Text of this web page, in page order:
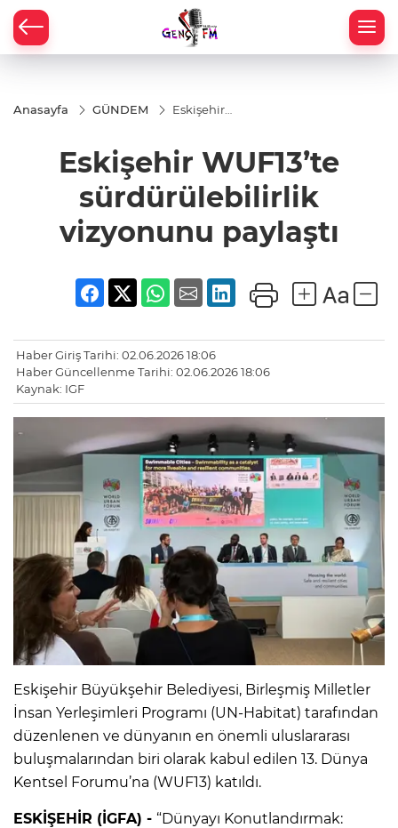
Anasayfa GÜNDEM
Eskişehir
vizyonunu
paylaştı
Eskişehir WUF13’te
sürdürülebilirlik
vizyonunu paylaştı
Haber Giriş Tarihi: 02.06.2026 18:06
Haber Güncellenme Tarihi: 02.06.2026 18:06
Kaynak: IGF
Eskişehir Büyükşehir Belediyesi, Birleşmiş Milletler
İnsan Yerleşimleri Programı (UN-Habitat) tarafından
düzenlenen ve dünyanın en önemli uluslararası
buluşmalarından biri olarak kabul edilen 13. Dünya
Kentsel Forumu’na (WUF13) katıldı.
ESKİŞEHİR (İGFA) - “Dünyayı Konutlandırmak: